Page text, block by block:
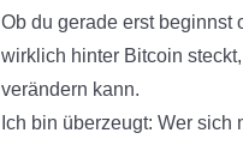
Ob du gerade erst beginnst
wirklich hinter Bitcoin
verändern kann.
Ich bin überzeugt: Wer